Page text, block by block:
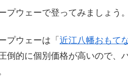
プウェーで登ってみましょう
プウェーは「 近江八幡おもて
倒的に個別価格が高いので、